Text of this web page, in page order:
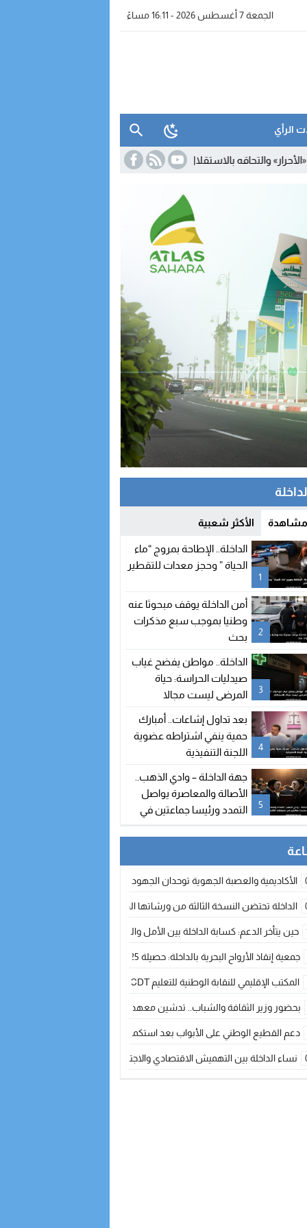
الجمعة 7 أغسطس 2026 - 16:11 مساءً
الرأي
بالاستقلال.. أمبارك حمية يستقيل من البرلمان والمحكمة الدستورية
مشاهدة الأكثر شعبية
1
الداخلة.. الإطاحة بمروج “ماء
الحياة ” وحجز معدات للتقطير
2
أمن الداخلة يوقف مبحوثا عنه
وطنيا بموجب سبع مذكرات
بحث
3
الداخلة.. مواطن يفضح غياب
صيدليات الحراسة: حياة
المرضى ليست مجالا
4
بعد تداول إشاعات.. أمبارك
حمية ينفي اشتراطه عضوية
اللجنة التنفيذية
5
جهة الداخلة – وادي الذهب..
الأصالة والمعاصرة يواصل
التمدد ورئيسا جماعتين في
الأكاديمية والعصبة الجهوية توحدان الجهود لتطوير الممارسة الكروية بجهة
الداخلة تحتضن النسخة الثالثة من ورشاتها الدولية: تكوين متخصص في التراث
حين يتأخر الدعم: كسابة الداخلة بين الأمل والقلق ؟
جمعية إنقاذ الأرواح البحرية بالداخلة: حصيلة 2025 بين مهام الإنقاذ ومشروع “دار البحار”
المكتب الإقليمي للنقابة الوطنية للتعليم CDT يجتمع مع المدير الإقليمي لمناقشة ملفات جوهرية لنساء ورجال التعليم
بحضور وزير الثقافة والشباب.. تدشين معهد الموسيقى والفنون الكوريغرافية بالداخلة
دعم القطيع الوطني على الأبواب بعد استكمال الترقيم… الفلاحة المغربية
نساء الداخلة بين التهميش الاقتصادي والاجتماعي… في المؤسسات الإنتاجية